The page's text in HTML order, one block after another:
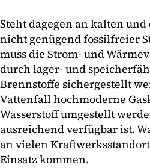
Steht dagegen an kalten
nicht genügend fossilfreier
muss die Strom- und
durch lager- und
Brennstoffe sichergestellt
Vattenfall hochmoderne
Wasserstoff umgestellt
ausreichend verfügbar ist.
an vielen
Einsatz kommen.